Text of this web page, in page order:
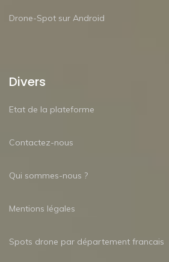
Drone-Spot sur Android
Divers
Etat de la plateforme
Contactez-nous
Qui sommes-nous ?
Mentions légales
Spots drone par département francais